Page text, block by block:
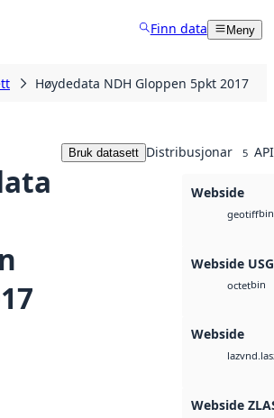
Finn data Meny
Høydedata NDH Gloppen 5pkt 2017
Bruk datasett Distribusjonar 5
Webside
geotiffbin
Webside
octetbin
Webside
laz
Webside